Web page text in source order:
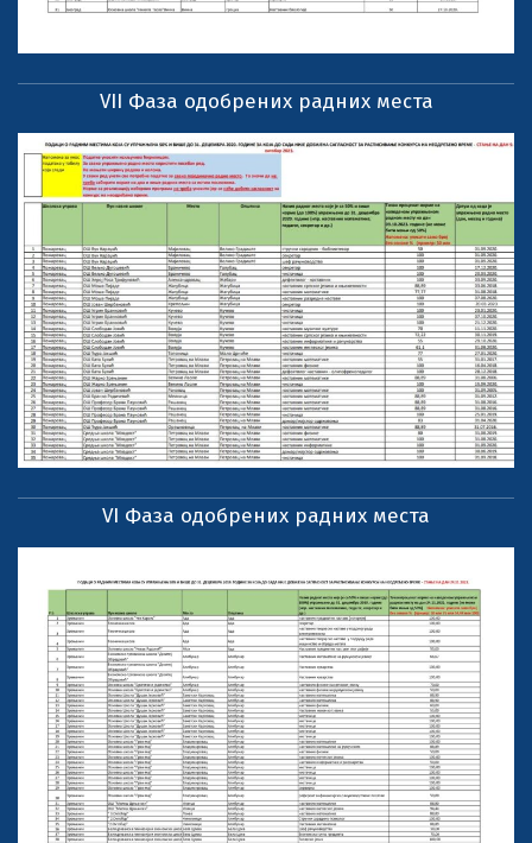
VII Фаза одобрених радних места
VI Фаза одобрених радних места